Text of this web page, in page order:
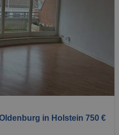
in Holstein 750 €